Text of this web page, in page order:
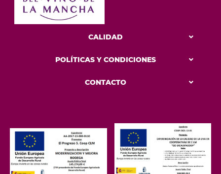
CALIDAD
POLÍTICAS Y CONDICIONES
CONTACTO